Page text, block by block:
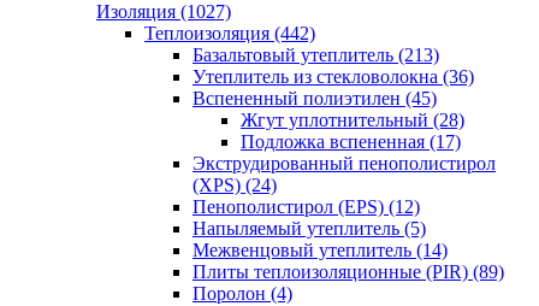
Изоляция (1027)
Теплоизоляция (442)
Базальтовый утеплитель (213)
Утеплитель из стекловолокна (36)
Вспененный полиэтилен (45)
Жгут уплотнительный (28)
Подложка вспененная (17)
Экструдированный пенополистирол
(XPS) (24)
Пенополистирол (EPS) (12)
Напыляемый утеплитель (5)
Межвенцовый утеплитель (14)
Плиты теплоизоляционные (PIR) (89)
Поролон (4)